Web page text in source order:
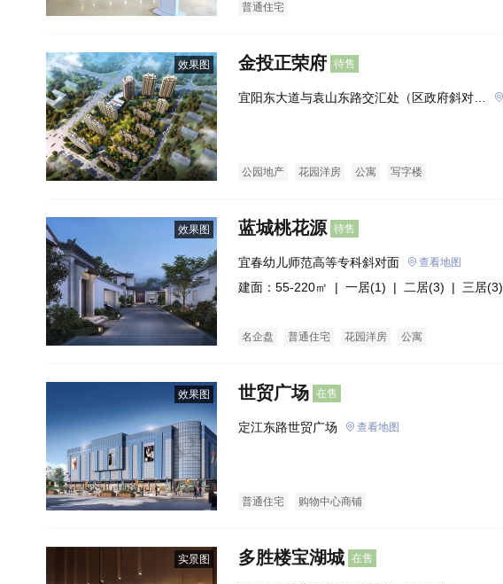
普通住宅
效果图 金投正荣府 待售
宜阳东大道与袁山东路交汇处（区政府斜对
公园地产 花园洋房 公寓 写字楼
效果图 蓝城桃花源 待售
宜春幼儿师范高等专科斜对面 查看地图
建面：55-220㎡ | 一居(1) | 二居(3) | 三居(3)
名企盘 普通住宅 花园洋房 公寓
效果图 世贸广场 在售
定江东路世贸广场 查看地图
普通住宅 购物中心商铺
实景图 多胜楼宝湖城 在售